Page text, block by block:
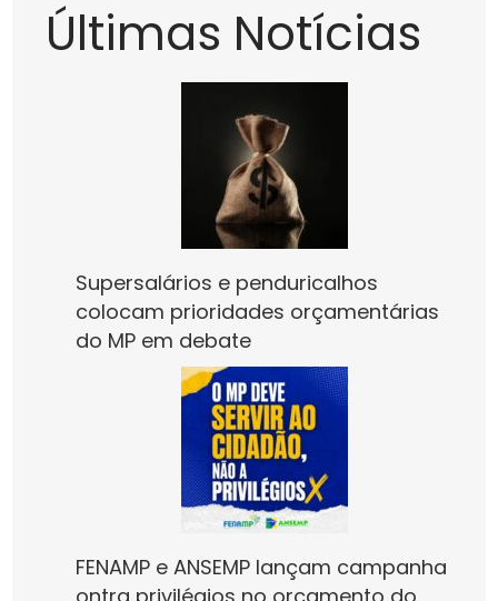
Últimas Notícias
Supersalários e penduricalhos
colocam prioridades orçamentárias
do MP em debate
FENAMP e ANSEMP lançam campanha